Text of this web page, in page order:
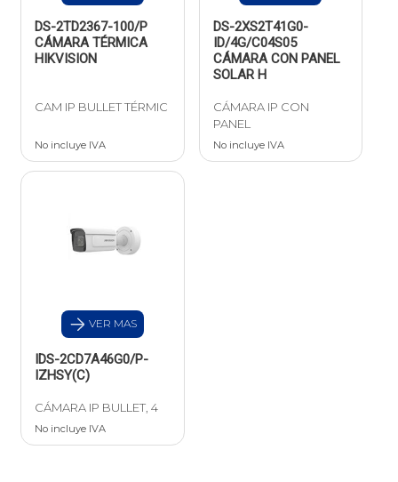
DS-2TD2367-100/P
CÁMARA TÉRMICA
HIKVISION
CAM IP BULLET TÉRMIC
No incluye IVA
DS-2XS2T41G0-
ID/4G/C04S05
CÁMARA CON PANEL
SOLAR H
CÁMARA IP CON
PANEL
No incluye IVA
VER MAS
IDS-2CD7A46G0/P-
IZHSY(C)
CÁMARA IP BULLET, 4
No incluye IVA